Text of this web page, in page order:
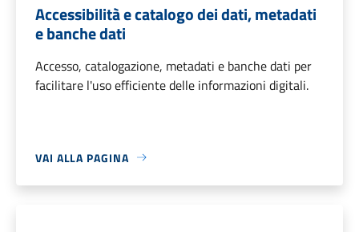
Accessibilità e catalogo dei dati, metadati
e banche dati
Accesso, catalogazione, metadati e banche dati per
facilitare l'uso efficiente delle informazioni digitali.
VAI ALLA PAGINA